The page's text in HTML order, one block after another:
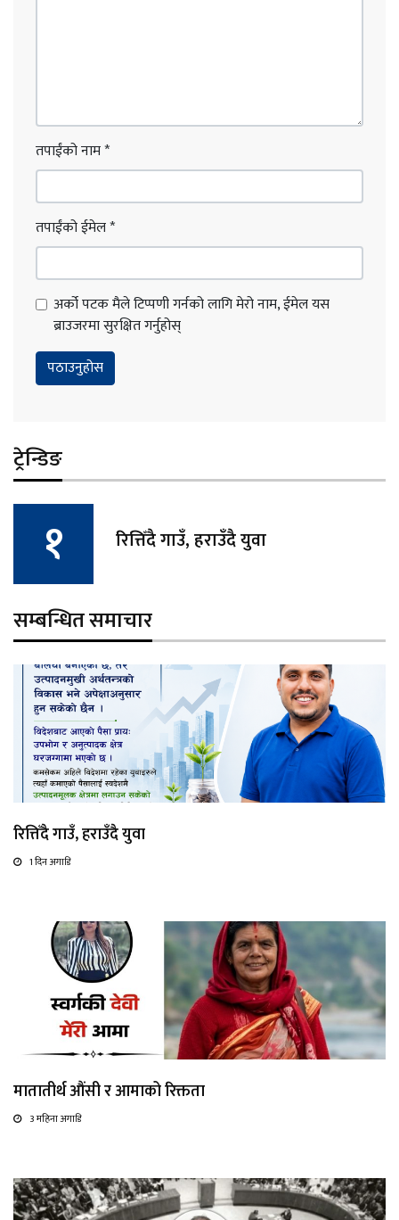
तपाईंको नाम*
तपाईंको ईमेल*
अर्को पटक मैले टिप्पणी गर्नको लागि मेरो नाम, ईमेल यस
ब्राउजरमा सुरक्षित गर्नुहोस्
ट्रेन्डिङ
रित्तिँदै गाउँ, हराउँदै युवा
सम्बन्धित समाचार
रित्तिँदै गाउँ, हराउँदै युवा
1 दिन अगाडि
मातातीर्थ औंसी र आमाको रिक्तता
3 महिना अगाडि